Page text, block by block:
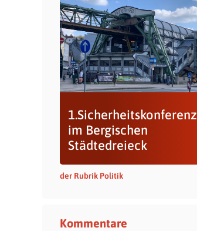
1.Sicherheitskonferenz
im Bergischen
Städtedreieck
der Rubrik Politik
Kommentare